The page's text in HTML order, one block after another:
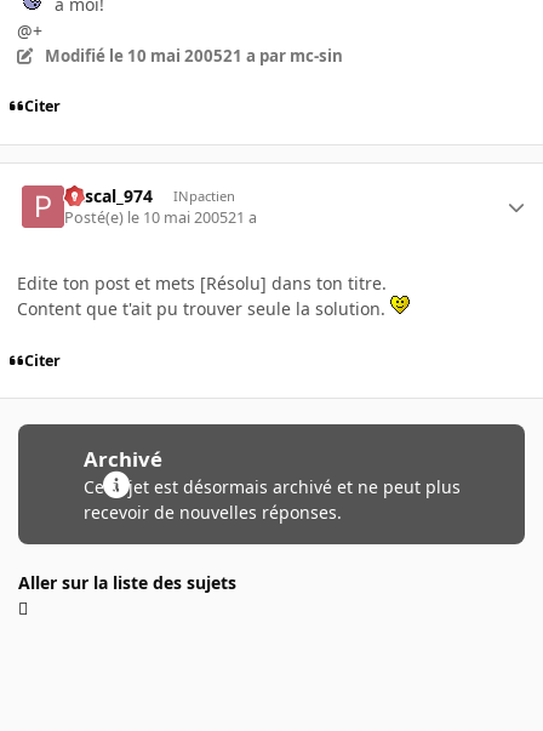
@+
Modifié le 10 mai 200521 a par mc-sin
Citer
Pascal_974 INpactien
Posté(e) le 10 mai 200521 a
Edite ton post et mets [Résolu] dans ton titre.
Content que t'ait pu trouver seule la solution.
Citer
Archivé
Ce sujet est désormais archivé et ne peut plus
recevoir de nouvelles réponses.
Aller sur la liste des sujets